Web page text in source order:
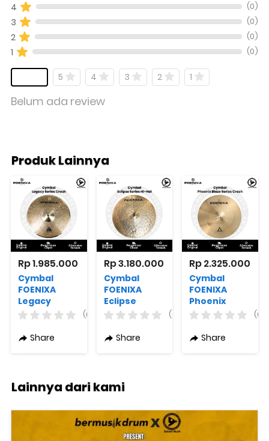
4 (0)
3 (0)
2 (0)
1 (0)
5 4 3 2 1
Belum ada review
Produk Lainnya
Rp 1.985.000
Cymbal
FOENIXA
Legacy
Series Crash
Ukuran
(0)
Share
Rp 3.180.000
Cymbal
FOENIXA
Eclipse
Series Hi-Hat
Ukuran
(0)
Share
Rp 2.325.000
Cymbal
FOENIXA
Phoenix
Blaze Series
Ukuran
(0)
Share
Lainnya dari kami